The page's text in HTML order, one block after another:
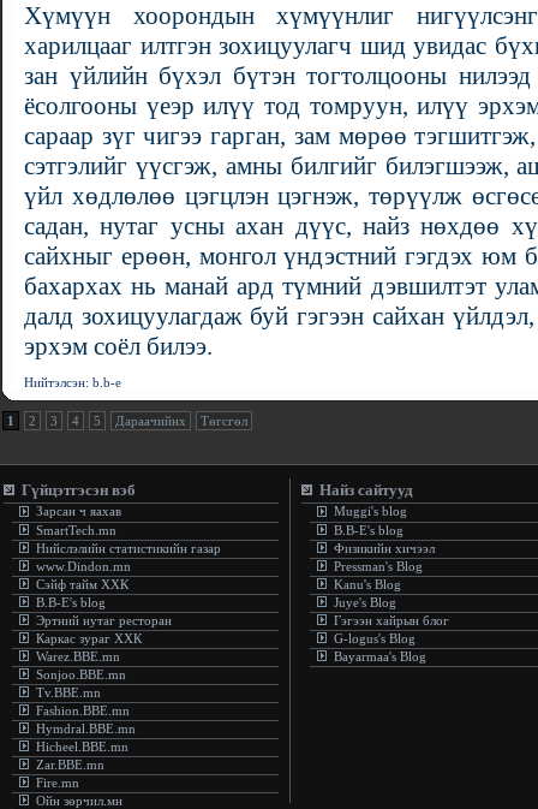
Хүмүүн хоорондын хүмүүнлиг
харилцааг илтгэн зохицуулагч шид увидас
зан үйлийн бүхэл бүтэн тогтолцооны
ёсолгооны үеэр илүү тод томруун, илүү
сараар зүг чигээ гарган, зам мөрөө
сэтгэлийг үүсгэж, амны билгийг билэгшээж,
үйл хөдлөлөө цэгцлэн цэгнэж, төрүүлж
садан, нутаг усны ахан дүүс, найз нөхдөө
сайхныг ерөөн, монгол үндэстний гэгдэх юм
бахархах нь манай ард түмний дэвшилтэт
далд зохицуулагдаж буй гэгээн сайхан
эрхэм соёл билээ.
Нийтэлсэн: b.b-e
1 2 3 4 5 Дараачийнх Төгсгөл
Гүйцэтгэсэн вэб
Зарсан ч яахав
SmartTech.mn
Нийслэлийн статистикийн газар
www.Dindon.mn
Сэйф тайм ХХК
B.B-E's blog
Эртний нутаг ресторан
Каркас зураг ХХК
Warez.BBE.mn
Sonjoo.BBE.mn
Tv.BBE.mn
Fashion.BBE.mn
Hymdral.BBE.mn
Hicheel.BBE.mn
Zar.BBE.mn
Fire.mn
Ойн зөрчил.мн
Найз сайтууд
Muggi's blog
B.B-E's blog
Физикийн хичээл
Pressman's Blog
Kanu's Blog
Juye's Blog
Гэгээн хайрын блог
G-logus's Blog
Bayarmaa's Blog